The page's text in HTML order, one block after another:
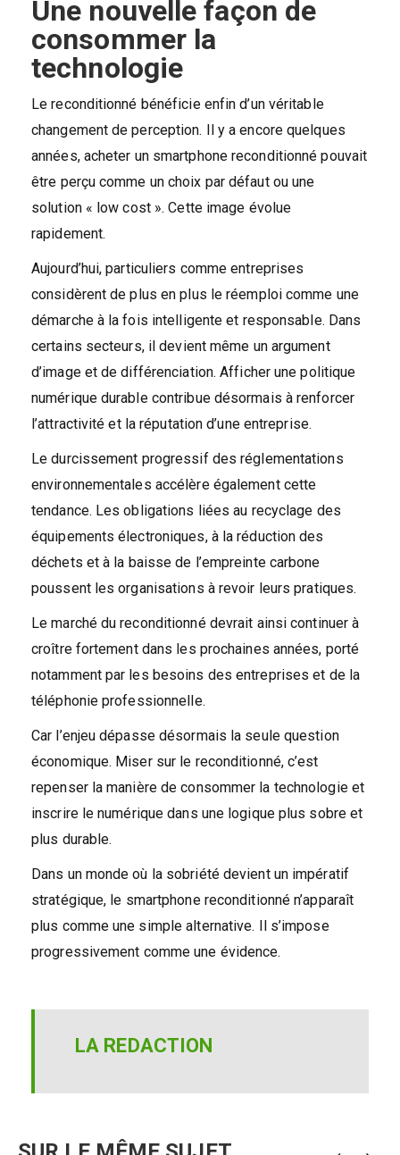
Une nouvelle façon de
consommer la
technologie
Le reconditionné bénéficie enfin d’un véritable
changement de perception. Il y a encore quelques
années, acheter un smartphone reconditionné pouvait
être perçu comme un choix par défaut ou une
solution « low cost ». Cette image évolue
rapidement.
Aujourd’hui, particuliers comme entreprises
considèrent de plus en plus le réemploi comme une
démarche à la fois intelligente et responsable. Dans
certains secteurs, il devient même un argument
d’image et de différenciation. Afficher une politique
numérique durable contribue désormais à renforcer
l’attractivité et la réputation d’une entreprise.
Le durcissement progressif des réglementations
environnementales accélère également cette
tendance. Les obligations liées au recyclage des
équipements électroniques, à la réduction des
déchets et à la baisse de l’empreinte carbone
poussent les organisations à revoir leurs pratiques.
Le marché du reconditionné devrait ainsi continuer à
croître fortement dans les prochaines années, porté
notamment par les besoins des entreprises et de la
téléphonie professionnelle.
Car l’enjeu dépasse désormais la seule question
économique. Miser sur le reconditionné, c’est
repenser la manière de consommer la technologie et
inscrire le numérique dans une logique plus sobre et
plus durable.
Dans un monde où la sobriété devient un impératif
stratégique, le smartphone reconditionné n’apparaît
plus comme une simple alternative. Il s’impose
progressivement comme une évidence.
LA REDACTION